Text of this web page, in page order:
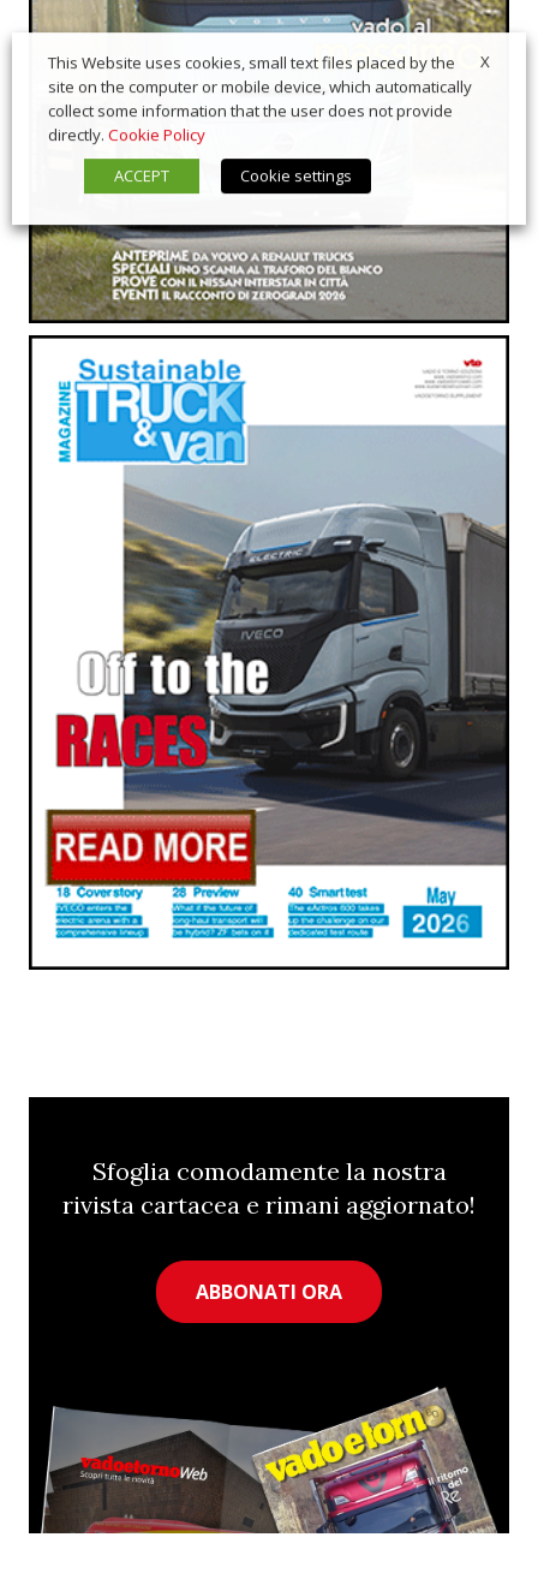
Sfoglia comodamente la nostra
rivista cartacea e rimani aggiornato!
ABBONATI ORA
X
This Website uses cookies, small text files placed by the
site on the computer or mobile device, which automatically
collect some information that the user does not provide
directly. Cookie Policy
ACCEPT
Cookie settings